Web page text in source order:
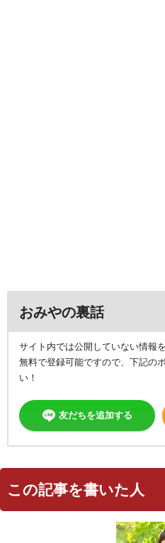
おみやの裏話
サイト内では公開していない情報
無料で登録可能ですので、下記の
い！
友だちを追加する
この記事を書いた人